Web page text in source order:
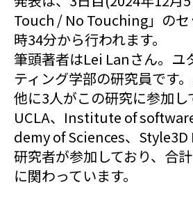
Touch / No Touching」の
時34分から行われます。
筆頭著者はLei Lanさん。ユ
ティング学部の研究員です
他に3人がこの研究に参加し
UCLA、Institute of
demy of Sciences、Style3D
研究者が参加しており、合
に関わっています。